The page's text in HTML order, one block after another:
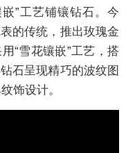
”工艺铺镶钻石。今
的传统，推出玫瑰金
“雪花镶嵌”工艺，搭
石呈现精巧的波纹图
饰设计。